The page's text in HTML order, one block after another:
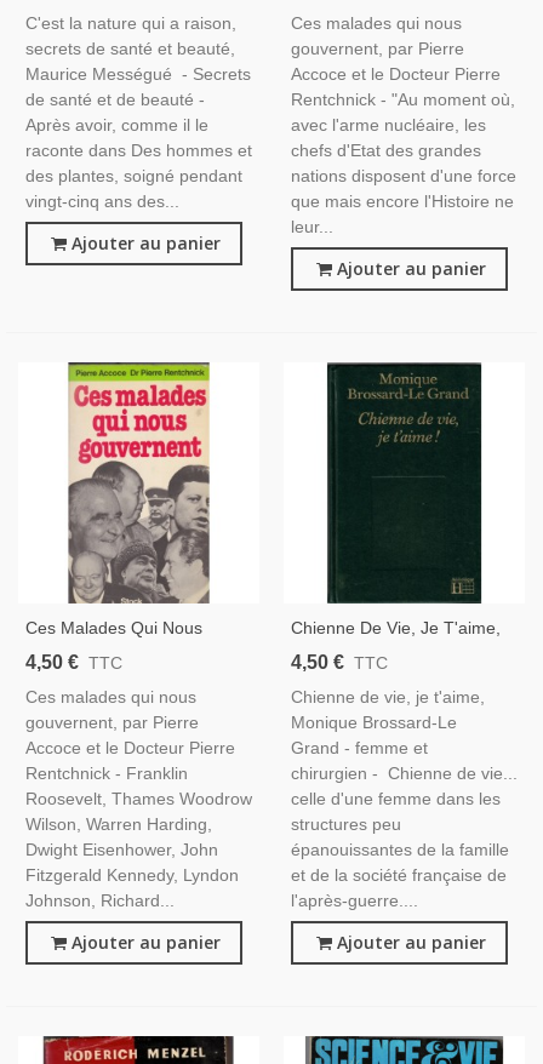
1974 - Plantes, Diététique,
Médecines Douces,
C'est la nature qui a raison,
secrets de santé et beauté,
Maurice Mességué - Secrets
de santé et de beauté -
Après avoir, comme il le
raconte dans Des hommes et
des plantes, soigné pendant
vingt-cinq ans des...
Ajouter au panier
Hommes Politiques,
Politique,
Ces malades qui nous
gouvernent, par Pierre
Accoce et le Docteur Pierre
Rentchnick - "Au moment où,
avec l'arme nucléaire, les
chefs d'Etat des grandes
nations disposent d'une force
que mais encore l'Histoire ne
leur...
Ajouter au panier
Ces Malades Qui Nous
Gouvernent, Pierre Accoce Et
Hommes Politiques,
Politique,
4,50 € TTC
Ces malades qui nous
gouvernent, par Pierre
Accoce et le Docteur Pierre
Rentchnick - Franklin
Roosevelt, Thames Woodrow
Wilson, Warren Harding,
Dwight Eisenhower, John
Fitzgerald Kennedy, Lyndon
Johnson, Richard...
Ajouter au panier
Chienne De Vie, Je T'aime,
Monique Brossard-Le Grand,
Médecin,
4,50 € TTC
Chienne de vie, je t'aime,
Monique Brossard-Le
Grand - femme et
chirurgien - Chienne de vie...
celle d'une femme dans les
structures peu
épanouissantes de la famille
et de la société française de
l'après-guerre....
Ajouter au panier